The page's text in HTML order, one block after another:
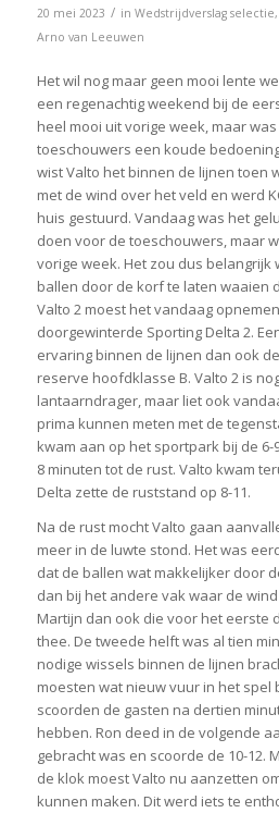
20 mei 2023 / in Wedstrijdverslag selectie,
Arno van Leeuwen
Het wil nog maar geen mooi lente
een regenachtig weekend bij de
heel mooi uit vorige week, maar
toeschouwers een koude
wist Valto het binnen de lijnen toen
met de wind over het veld en werd
huis gestuurd. Vandaag was het
doen voor de toeschouwers, maar
vorige week. Het zou dus belangrijk
ballen door de korf te laten waaien
Valto 2 moest het vandaag
doorgewinterde Sporting Delta 2.
ervaring binnen de lijnen dan ook
reserve hoofdklasse B. Valto 2 is
lantaarndrager, maar liet ook
prima kunnen meten met de
kwam aan op het sportpark bij de
8 minuten tot de rust. Valto kwam
Delta zette de ruststand op 8-11.
Na de rust mocht Valto gaan
meer in de luwte stond. Het was
dat de ballen wat makkelijker door
dan bij het andere vak waar de
Martijn dan ook die voor het eerste
thee. De tweede helft was al tien
nodige wissels binnen de lijnen
moesten wat nieuw vuur in het spel
scoorden de gasten na dertien
hebben. Ron deed in de volgende
gebracht was en scoorde de 10-12.
de klok moest Valto nu aanzetten
kunnen maken. Dit werd iets te